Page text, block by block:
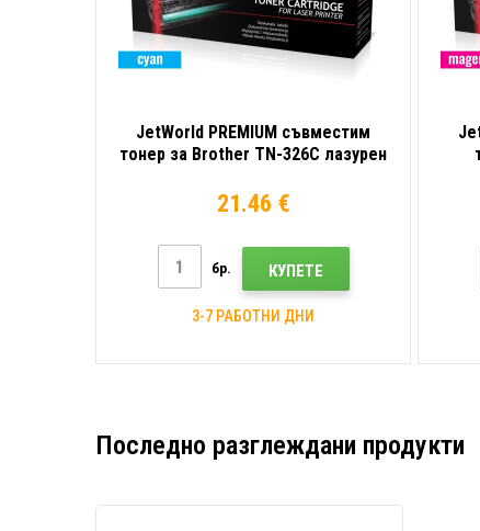
JetWorld PREMIUM съвместим
тонер за Brother TN-326C лазурен
21.46 €
бр. КУПЕТЕ
3-7 РАБОТНИ ДНИ
Последно разглеждани продукти